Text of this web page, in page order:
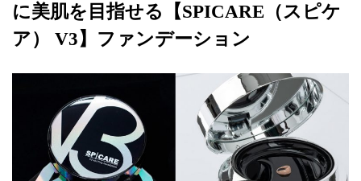
に美肌を目指せる【SPICARE（スピケ
ア） V3】ファンデーション